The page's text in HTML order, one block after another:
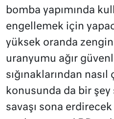
bomba yapımında
engellemek için
yüksek oranda
uranyumu ağır
sığınaklarından nasıl
konusunda da bir şey
savaşı sona